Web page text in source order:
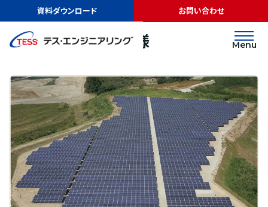
資料ダウンロード お問い合わせ
Menu
実績紹介 杉田建材株式会社様
太陽光発電 地上
杉田建材株式会社様